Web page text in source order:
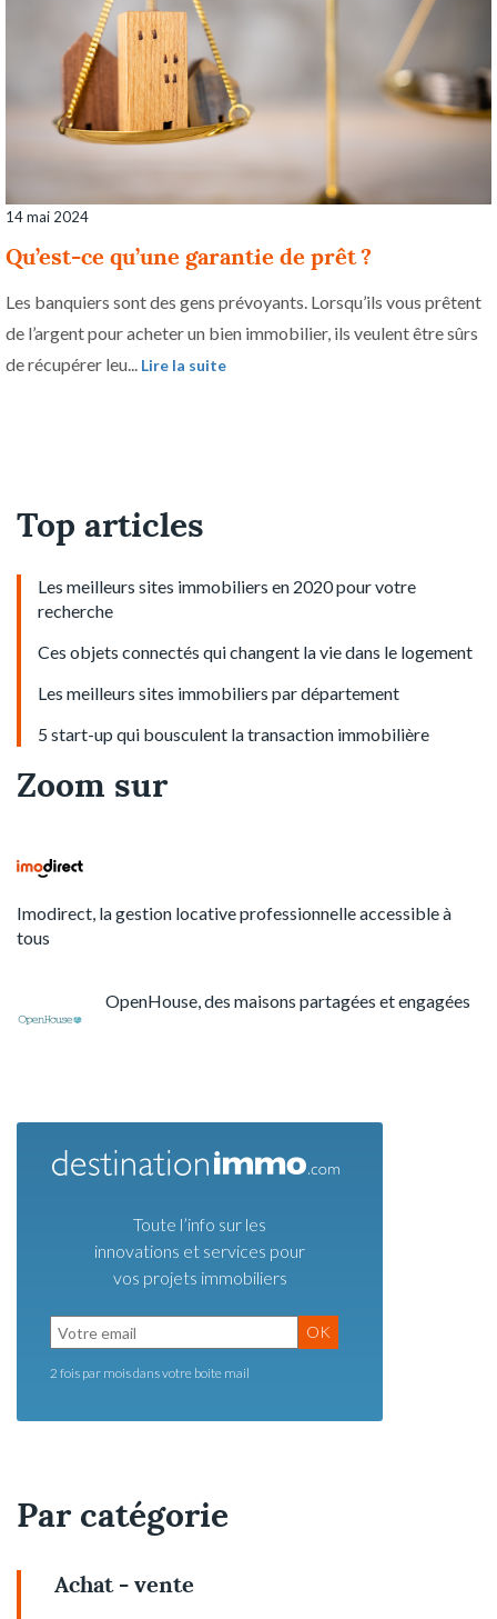
14 mai 2024
Qu’est-ce qu’une garantie de prêt ?
Les banquiers sont des gens prévoyants. Lorsqu’ils vous prêtent
de l’argent pour acheter un bien immobilier, ils veulent être sûrs
de récupérer leu... Lire la suite
Top articles
Les meilleurs sites immobiliers en 2020 pour votre
recherche
Ces objets connectés qui changent la vie dans le logement
Les meilleurs sites immobiliers par département
5 start-up qui bousculent la transaction immobilière
Zoom sur
Imodirect, la gestion locative professionnelle accessible à
tous
OpenHouse, des maisons partagées et engagées
Toute l’info sur les
innovations et services pour
vos projets immobiliers
OK
2 fois par mois dans votre boite mail
Par catégorie
Achat - vente